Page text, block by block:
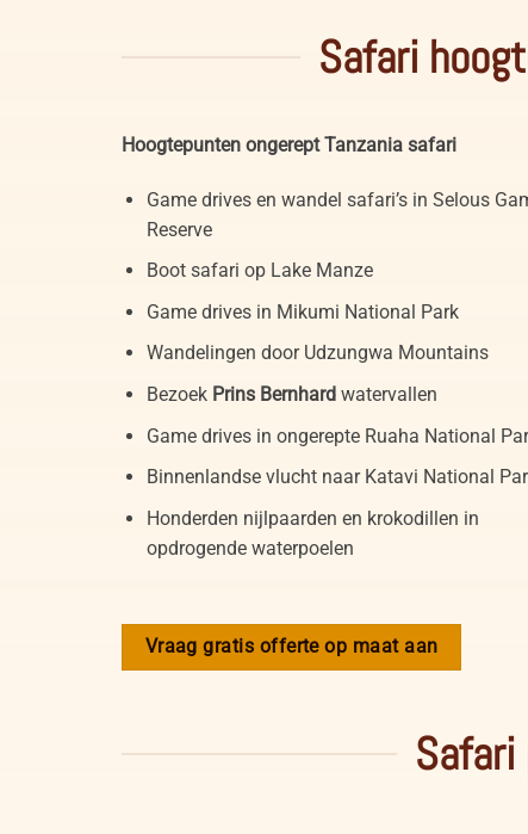
Safari
Hoogtepunten ongerept Tanzania safari
Game drives en wandel safari’s in Selous
Reserve
Boot safari op Lake Manze
Game drives in Mikumi National Park
Wandelingen door Udzungwa Mountains
Bezoek Prins Bernhardwatervallen
Game drives in ongerepte Ruaha National
Binnenlandse vlucht naar Katavi National
Honderden nijlpaarden en krokodillen in
opdrogende waterpoelen
Vraag gratis offerte op maat aan